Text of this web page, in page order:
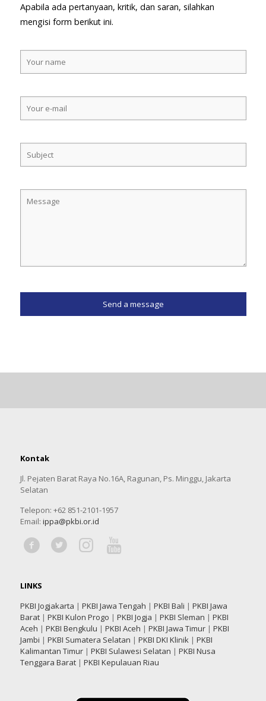
Apabila ada pertanyaan, kritik, dan saran, silahkan
mengisi form berikut ini.
Kontak
Jl. Pejaten Barat Raya No.16A, Ragunan, Ps. Minggu, Jakarta
Selatan
Telepon: +62 851-2101-1957
Email: ippa@pkbi.or.id
LINKS
PKBI Jogjakarta | PKBI Jawa Tengah | PKBI Bali | PKBI Jawa
Barat| PKBI Kulon Progo | PKBI Jogja | PKBI Sleman | PKBI
Aceh | PKBI Bengkulu | PKBI Aceh | PKBI Jawa Timur| PKBI
Jambi | PKBI Sumatera Selatan | PKBI DKI Klinik| PKBI
Kalimantan Timur| PKBI Sulawesi Selatan | PKBI Nusa
Tenggara Barat| PKBI Kepulauan Riau